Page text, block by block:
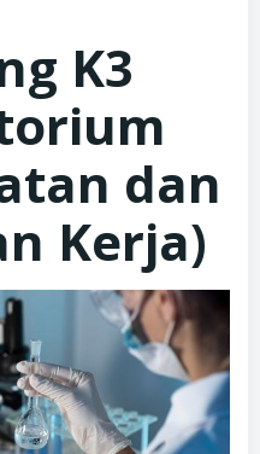
K3
dan
Kerja)